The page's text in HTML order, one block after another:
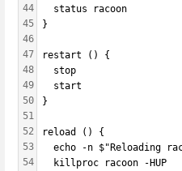
44
45
46
47
48
49
50
51
52
53
54
  status racoon
}
restart () {
  stop
  start
}
reload () {
echo -n $"Reloading
  killproc racoon -HUP